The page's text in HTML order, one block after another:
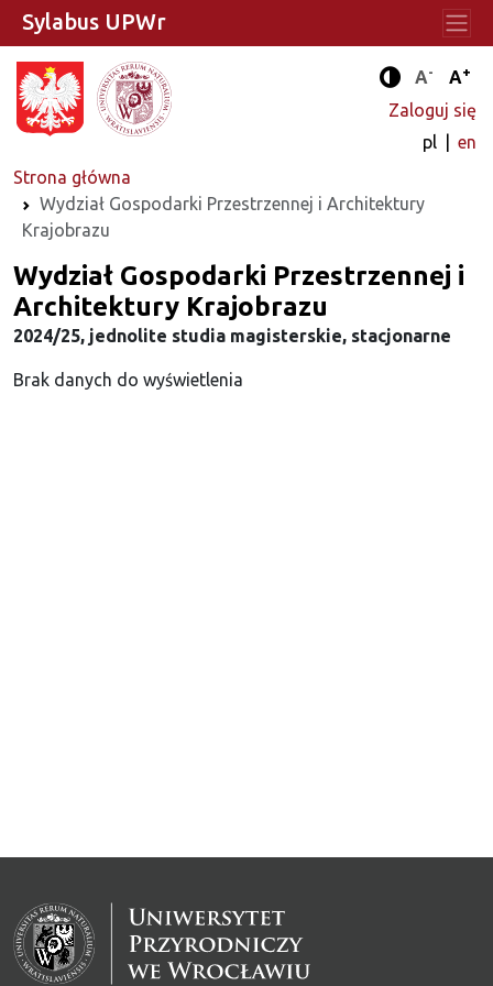
Tryb
A- A+
Zaloguj się
pl
en
Strona główna
Wydział Gospodarki Przestrzennej i Architektury
Krajobrazu
Sylabus UPWr
Wydział Gospodarki Przestrzennej i
Architektury Krajobrazu
2024/25, jednolite studia magisterskie, stacjonarne
Brak danych do wyświetlenia